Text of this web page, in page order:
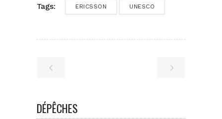
Tags: ERICSSON UNESCO
DÉPÊCHES